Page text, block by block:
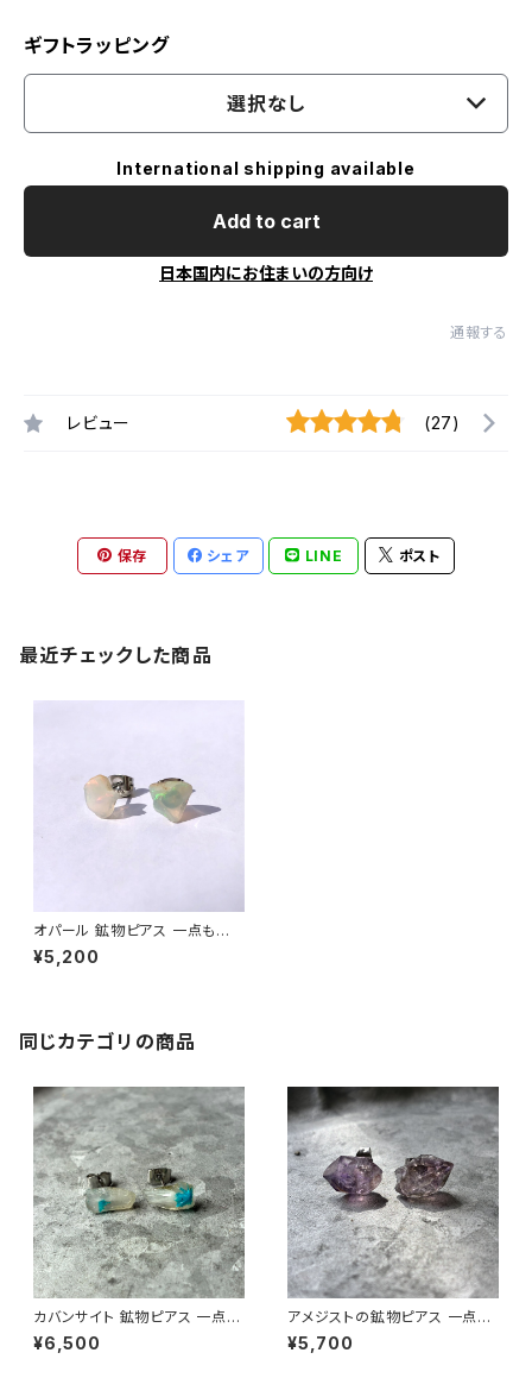
ギフトラッピング
選択なし
International shipping available
Add to cart
日本国内にお住まいの方向け
通報する
レビュー (27)
保存 シェア LINE ポスト
最近チェックした商品
オパール 鉱物ピアス 一点もの
原石 天然石 金属アレルギー対
応 ハンドメイド アクセサリー パ
¥5,200
同じカテゴリの商品
カバンサイト 鉱物ピアス 一点も
の 原石 天然石 金属アレルギー
対応 ハンドメイド アクセサリー
¥6,500
アメジストの鉱物ピアス 一点も
の 原石 天然石 金属アレルギー
対応 ハンドメイド アクセサリー
¥5,700